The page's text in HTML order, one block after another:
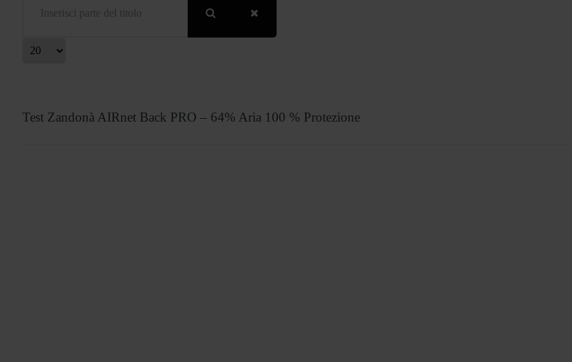
Test Zandonà AIRnet Back PRO – 64% Aria 100 % Protezione